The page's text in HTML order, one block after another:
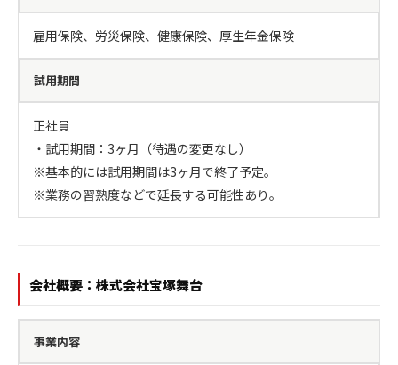
雇用保険、労災保険、健康保険、厚生年金保険
試用期間
正社員
・試用期間：3ヶ月（待遇の変更なし）
※基本的には試用期間は3ヶ月で終了予定。
※業務の習熟度などで延長する可能性あり。
会社概要：株式会社宝塚舞台
事業内容